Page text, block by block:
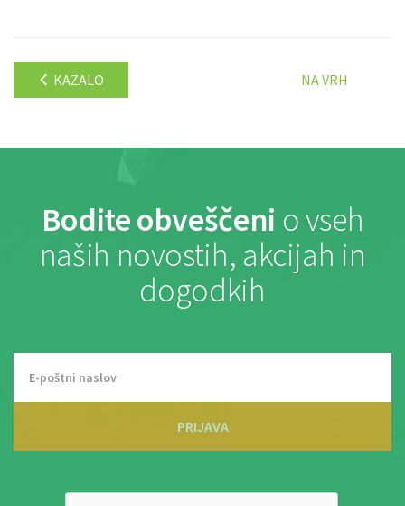
KAZALO NA VRH
Bodite obveščeni o vseh
naših novostih, akcijah in
dogodkih
PRIJAVA